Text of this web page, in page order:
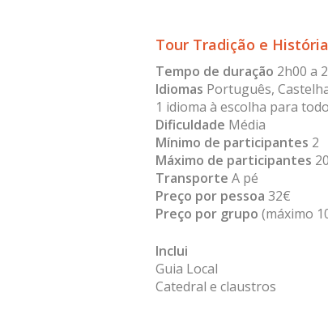
Tour Tradição e História
Tempo de duração 2h00 a
Idiomas Português,
1 idioma à escolha para
Dificuldade Média
Mínimo de participantes 2
Máximo de participantes 20
Transporte A pé
Preço por pessoa 32€
Preço por grupo (máximo
Inclui
Guia Local
Catedral e claustros